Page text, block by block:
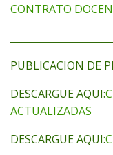
CONTRATO
PUBLICACION DE
DESCARGUE AQUI:
ACTUALIZADAS
DESCARGUE AQUI: